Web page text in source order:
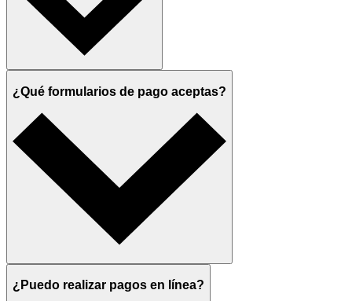
¿Qué formularios de pago aceptas?
¿Puedo realizar pagos en línea?